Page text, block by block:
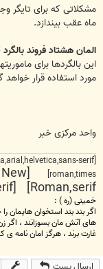
مشکلاتی که برای
ماه عقب بیندازد.
المان هشتاد فروند
این بالگردها برای
مورد استفاده قرار
واحد مرکزی خبر
roman,times]
Roman,serif] [FONT=Times New Roman,serif]
خمینی (ره ) :
اگر بند بند استخوان هایمان را
های آتش مان بسوزانند ، اگر
غارت برند ، هرگز امان نامه